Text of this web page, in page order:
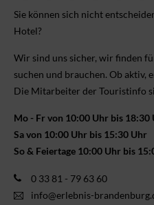
Sie können sich nicht
Hotel?
Wir sind uns sicher, wir finden
suchen und brauchen. Ob aktiv,
Die Mitarbeiter der Touristinfo
Mo - Fr von 10:00 Uhr bis 18:30
Sa von 10:00 Uhr bis 15:30 Uhr
So & Feiertage 10:00 Uhr bis
0 33 81 - 79 63 60
info@erlebnis-